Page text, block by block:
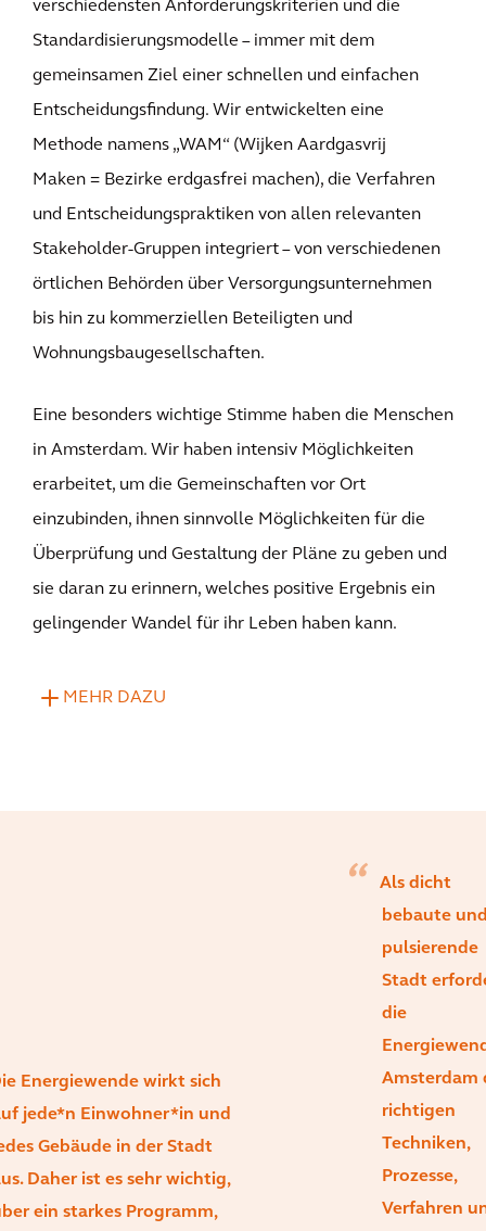
verschiedensten Anforderungskriterien und die
Standardisierungsmodelle – immer mit dem
gemeinsamen Ziel einer schnellen und einfachen
Entscheidungsfindung. Wir entwickelten eine
Methode namens „WAM“ (Wijken Aardgasvrij
Maken = Bezirke erdgasfrei machen), die Verfahren
und Entscheidungspraktiken von allen relevanten
Stakeholder-Gruppen integriert – von verschiedenen
örtlichen Behörden über Versorgungsunternehmen
bis hin zu kommerziellen Beteiligten und
Wohnungsbaugesellschaften.
Eine besonders wichtige Stimme haben die Menschen
in Amsterdam. Wir haben intensiv Möglichkeiten
erarbeitet, um die Gemeinschaften vor Ort
einzubinden, ihnen sinnvolle Möglichkeiten für die
Überprüfung und Gestaltung der Pläne zu geben und
sie daran zu erinnern, welches positive Ergebnis ein
gelingender Wandel für ihr Leben haben kann.
MEHR DAZU
Energiewende wirkt sich
jede*n Einwohner*in und
Gebäude in der Stadt
Daher ist es sehr wichtig,
ein starkes Programm,
Als dicht
bebaute
pulsierende
Stadt
die
Amsterdam
richtigen
Techniken,
Prozesse,
Verfahren